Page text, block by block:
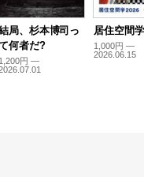
局、杉本博司っ
何者だ?
1,200円 —
居住空間
1,000円 —
2026.06.15